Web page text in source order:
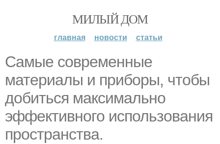
МИЛЫЙ ДОМ
главная новости статьи
Самые современные
материалы и приборы, чтобы
добиться максимально
эффективного использования
прострaнствa.